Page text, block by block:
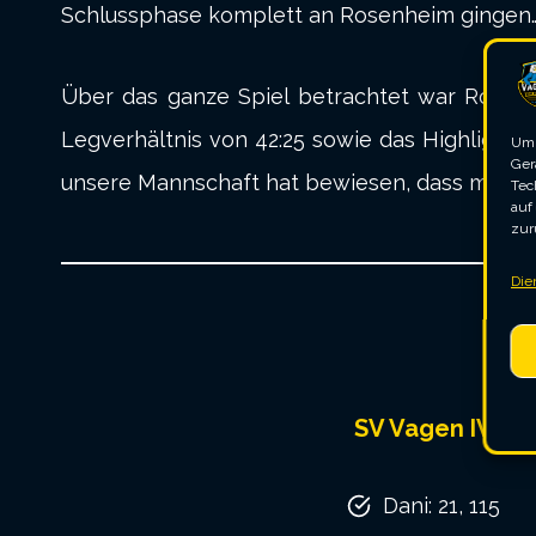
auf
Schlussphase komplett an Rosenheim
Über das ganze Spiel betrachtet war
Legverhältnis von 42:25 sowie das
unsere Mannschaft hat bewiesen, dass man
SV Vagen IV
Dani: 21, 115